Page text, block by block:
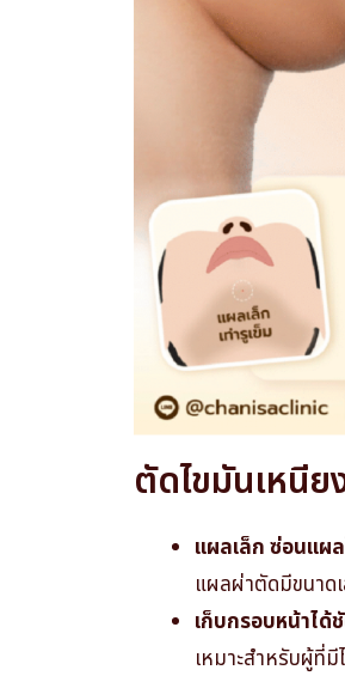
ตัดไขมันเหนีย
แผลเล็ก ซ่อนแผ
แผลผ่าตัดมีขนาด
เก็บกรอบหน้าได้
เหมาะสำหรับผู้ที่